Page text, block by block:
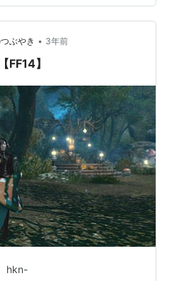
となっているようです！ 今年
衣装がもらえますよ！ 10周
兼ねているのか…
ぶやき • 3年前
FF14】
hkn-